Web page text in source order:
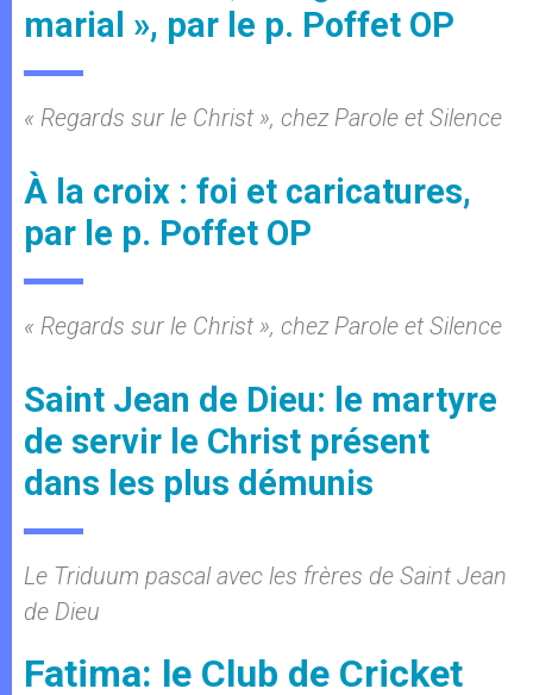
marial », par le p. Poffet OP
« Regards sur le Christ », chez Parole et Silence
À la croix : foi et caricatures,
par le p. Poffet OP
« Regards sur le Christ », chez Parole et Silence
Saint Jean de Dieu: le martyre
de servir le Christ présent
dans les plus démunis
Le Triduum pascal avec les frères de Saint Jean
de Dieu
Fatima: le Club de Cricket